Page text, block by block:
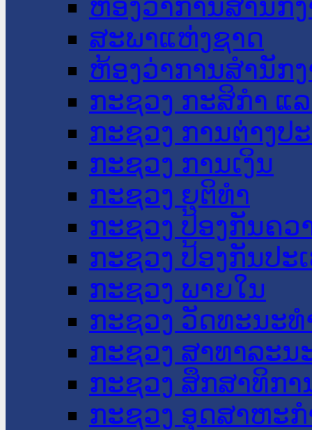
ຫ້ອງວ່າການສໍານັກ
ສະພາແຫ່ງຊາດ
ຫ້ອງວ່າການສຳນັກ
ກະຊວງ ກະສິກຳ ແ
ກະຊວງ ການຕ່າງປ
ກະຊວງ ການເງິນ
ກະຊວງ ຍຸຕິທໍາ
ກະຊວງ ປ້ອງກັນຄວ
ກະຊວງ ປ້ອງກັນປະ
ກະຊວງ ພາຍໃນ
ກະຊວງ ວັດທະນະ
ກະຊວງ ສາທາລະນ
ກະຊວງ ສຶກສາທິກາ
ກະຊວງ ອຸດສາຫະ